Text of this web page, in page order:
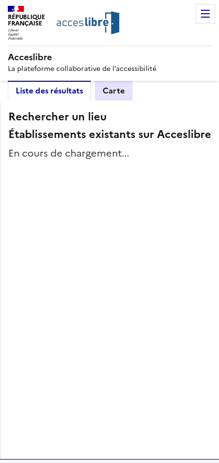
RÉPUBLIQUE
FRANÇAISE
Acceslibre
La plateforme collaborative de l’accessibilité
Liste des résultats Carte
Rechercher un lieu
Établissements existants sur Acceslibre
En cours de chargement...